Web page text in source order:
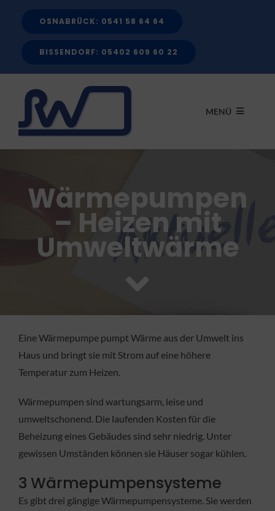
OSNABRÜCK: 0541 58 64 64
BISSENDORF: 05402 609 60 22
MENÜ
LEISTUNGEN
FÖRDERMITTEL
FACHBETRIEB
KONTAKT
Wärmepumpen
– Heizen mit
Umweltwärme
Eine Wärmepumpe pumpt Wärme aus der Umwelt ins
Haus und bringt sie mit Strom auf eine höhere
Temperatur zum Heizen.
Wärmepumpen sind wartungsarm, leise und
umweltschonend. Die laufenden Kosten für die
Beheizung eines Gebäudes sind sehr niedrig. Unter
gewissen Umständen können sie Häuser sogar kühlen.
3 Wärmepumpensysteme
Es gibt drei gängige Wärmepumpensysteme. Sie werden